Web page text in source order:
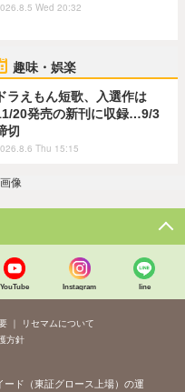
Wed 20:32
趣味・娯楽
ドラえもん短歌、入選作は
20発売の新刊に収録…9/3
切
Thu 15:15
像
YouTube Instagram line
リセマムについて
方針
ード（東証グロース上場）の運